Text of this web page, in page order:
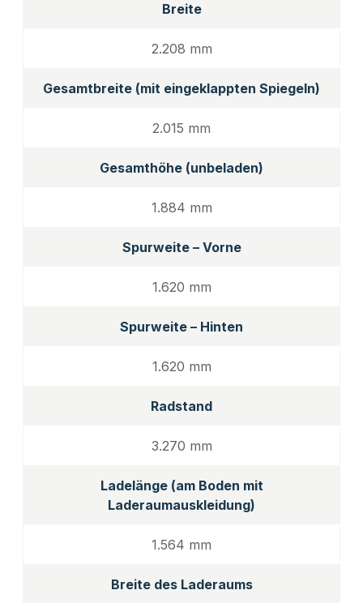
Breite
2.208 mm
Gesamtbreite (mit eingeklappten Spiegeln)
2.015 mm
Gesamthöhe (unbeladen)
1.884 mm
Spurweite – Vorne
1.620 mm
Spurweite – Hinten
1.620 mm
Radstand
3.270 mm
Ladelänge (am Boden mit
Laderaumauskleidung)
1.564 mm
Breite des Laderaums